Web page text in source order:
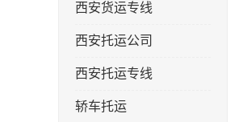
西安货运专线
西安托运公司
西安托运专线
轿车托运